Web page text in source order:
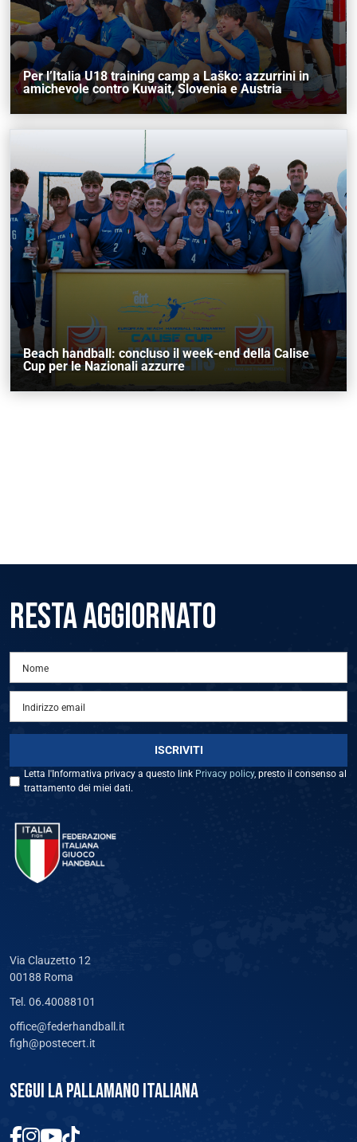
Per l’Italia U18 training camp a Laško: azzurrini in
amichevole contro Kuwait, Slovenia e Austria
Beach handball: concluso il week-end della Calise
Cup per le Nazionali azzurre
RESTA AGGIORNATO
Letta l'Informativa privacy a questo link Privacy policy, presto il consenso al
trattamento dei miei dati.
Via Clauzetto 12
00188 Roma
Tel. 06.40088101
office@federhandball.it
figh@postecert.it
SEGUI LA PALLAMANO ITALIANA